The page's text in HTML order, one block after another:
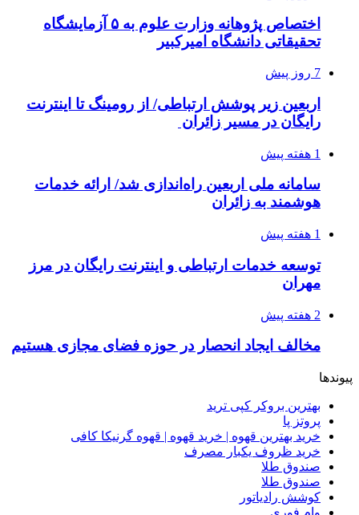
اختصاص پژوهانه وزارت علوم به ۵ آزمایشگاه
تحقیقاتی دانشگاه امیرکبیر
7 روز پیش
اربعین زیر پوشش ارتباطی/ از رومینگ تا اینترنت
رایگان در مسیر زائران
1 هفته پیش
سامانه ملی اربعین راه‌اندازی شد/ ارائه خدمات
هوشمند به زائران
1 هفته پیش
توسعه خدمات ارتباطی و اینترنت رایگان در مرز
مهران
2 هفته پیش
مخالف ایجاد انحصار در حوزه فضای مجازی هستیم
پیوندها
بهترین بروکر کپی ترید
پروتز پا
خرید بهترین قهوه | خرید قهوه | قهوه گرنیکا کافی
خرید ظروف یکبار مصرف
صندوق طلا
صندوق طلا
کوشش رادیاتور
وام فوری